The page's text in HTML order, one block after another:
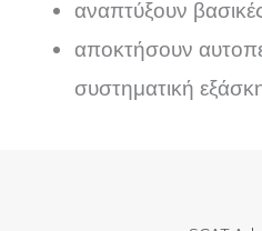
αναπτύξουν
αποκτήσουν
συστηματική